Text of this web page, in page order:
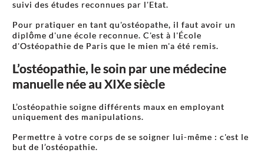
suivi des études reconnues par l'Etat.
Pour pratiquer en tant qu'ostéopathe, il faut avoir un
diplôme d'une école reconnue. C'est à l'École
d'Ostéopathie de Paris que le mien m'a été remis.
L’ostéopathie, le soin par une médecine
manuelle née au XIXe siècle
L’ostéopathie soigne différents maux en employant
uniquement des manipulations.
Permettre à votre corps de se soigner lui-même : c'est le
but de l’ostéopathie.